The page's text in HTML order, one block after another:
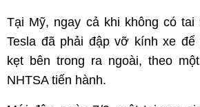
Tại Mỹ, ngay cả khi không có tai
Tesla đã phải đập vỡ kính xe
kẹt bên trong ra ngoài, theo
NHTSA tiến hành.